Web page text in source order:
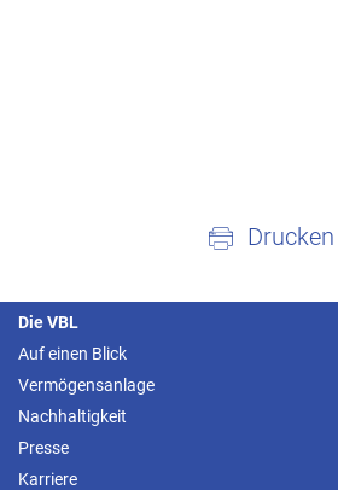
Drucken
Die VBL
Auf einen Blick
Vermögensanlage
Nachhaltigkeit
Presse
Karriere